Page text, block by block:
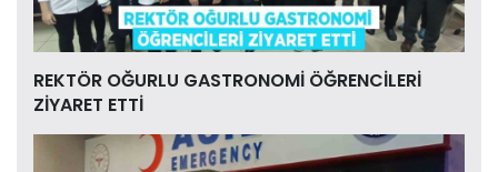
REKTÖR OĞURLU GASTRONOMİ ÖĞRENCİLERİ
ZİYARET ETTİ